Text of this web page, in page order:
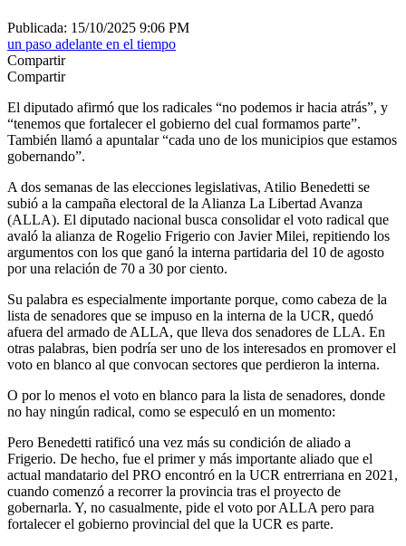
Publicada: 15/10/2025 9:06 PM
un paso adelante en el tiempo
Compartir
Compartir
El diputado afirmó que los radicales “no podemos ir hacia atrás”, y
“tenemos que fortalecer el gobierno del cual formamos parte”.
También llamó a apuntalar “cada uno de los municipios que estamos
gobernando”.
A dos semanas de las elecciones legislativas, Atilio Benedetti se
subió a la campaña electoral de la Alianza La Libertad Avanza
(ALLA). El diputado nacional busca consolidar el voto radical que
avaló la alianza de Rogelio Frigerio con Javier Milei, repitiendo los
argumentos con los que ganó la interna partidaria del 10 de agosto
por una relación de 70 a 30 por ciento.
Su palabra es especialmente importante porque, como cabeza de la
lista de senadores que se impuso en la interna de la UCR, quedó
afuera del armado de ALLA, que lleva dos senadores de LLA. En
otras palabras, bien podría ser uno de los interesados en promover el
voto en blanco al que convocan sectores que perdieron la interna.
O por lo menos el voto en blanco para la lista de senadores, donde
no hay ningún radical, como se especuló en un momento:
Pero Benedetti ratificó una vez más su condición de aliado a
Frigerio. De hecho, fue el primer y más importante aliado que el
actual mandatario del PRO encontró en la UCR entrerriana en 2021,
cuando comenzó a recorrer la provincia tras el proyecto de
gobernarla. Y, no casualmente, pide el voto por ALLA pero para
fortalecer el gobierno provincial del que la UCR es parte.